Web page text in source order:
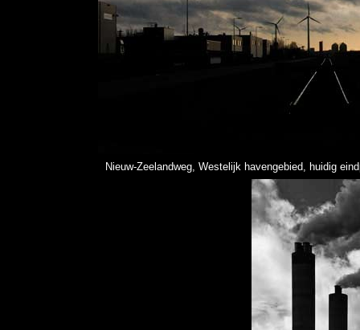
Nieuw-Zeelandweg, Westelijk havengebied, huidig